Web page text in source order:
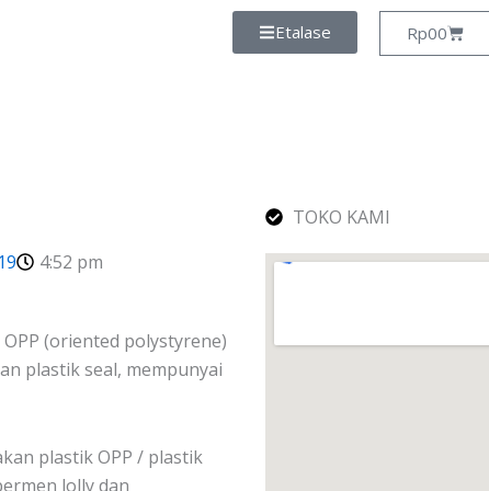
Etalase Rp00
Cart
4:52 pm
(oriented polystyrene)
plastik seal, mempunyai
plastik OPP / plastik
lolly dan
TOKO KAMI